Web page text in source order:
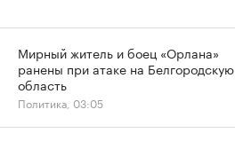
Мирный житель и боец «Орлана»
ранены при атаке на Белгородскую
область
Политика, 03:05